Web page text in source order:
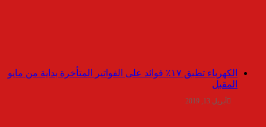
الكهرباء تطبق ١٧٪ فوائد على الفواتير المتأخرة بداية من مايو
المقبل
أبريل 13, 2019